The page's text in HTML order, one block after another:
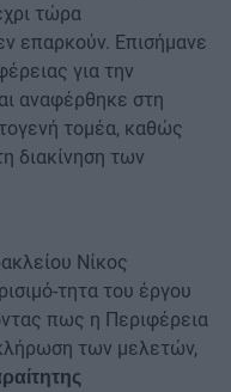
τώρα
επαρκούν. Επισήμανε
για την
αναφέρθηκε στη
τομέα, καθώς
διακίνηση των
Νίκος
τητα του έργου
πως η Περιφέρεια
των μελετών,